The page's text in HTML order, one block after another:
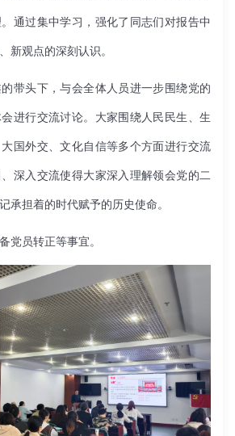
通过集中学习，强化了同志们对报告中
新观点的深刻认识。
带头下，与会全体人员进一步围绕党的
进行交流讨论。大家围绕人民民生、生
国外交、文化自信等多个方面进行交流
深入交流使得大家深入理解领会党的二
承担着的时代赋予的历史使命。
党员转正等事宜。